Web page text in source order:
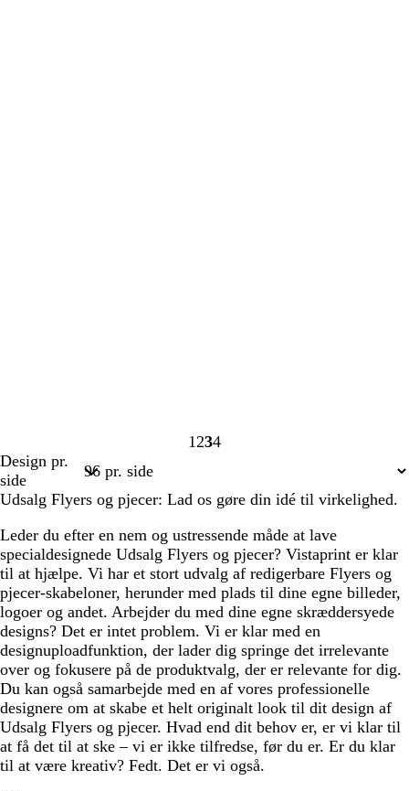
Side
1 Side
2 Side
3Side
4
Design pr.
side
Udsalg Flyers og pjecer: Lad os gøre din idé til virkelighed.
Leder du efter en nem og ustressende måde at lave
specialdesignede Udsalg Flyers og pjecer? Vistaprint er klar
til at hjælpe. Vi har et stort udvalg af redigerbare Flyers og
pjecer-skabeloner, herunder med plads til dine egne billeder,
logoer og andet. Arbejder du med dine egne skræddersyede
designs? Det er intet problem. Vi er klar med en
designuploadfunktion, der lader dig springe det irrelevante
over og fokusere på de produktvalg, der er relevante for dig.
Du kan også samarbejde med en af vores professionelle
designere om at skabe et helt originalt look til dit design af
Udsalg Flyers og pjecer. Hvad end dit behov er, er vi klar til
at få det til at ske – vi er ikke tilfredse, før du er. Er du klar
til at være kreativ? Fedt. Det er vi også.